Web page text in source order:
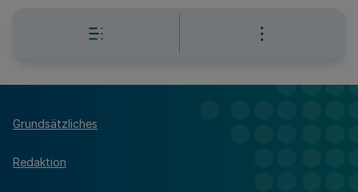
Grundsätzliches
Redaktion